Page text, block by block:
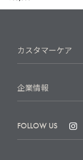
カスタマーケア
企業情報
FOLLOW US